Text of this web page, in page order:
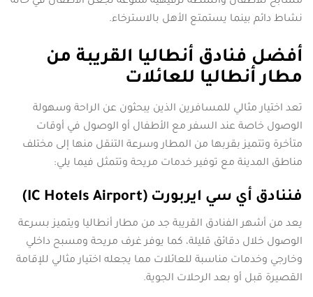
نشاط دائم بينما يستمتع الأهل بالاسترخاء.
أفضل فنادق أنطاليا القريبة من
مطار أنطاليا للعائلات
تعد اختيار مثالي للمسافرين الذين يبحثون عن الراحة وسهولة
الوصول خاصة عند السفر مع الأطفال أو الوصول في أوقات
متأخرة وتتميز بقربها من المطار وسرعة التنقل منها إلى مختلف
مناطق المدينة مع توفير خدمات مريحة وتتمثل فيما يلي:
فننادق أي سي ايربورت (IC Hotels Airport)
يعد من أشهر الفنادق القريبة جد من مطار أنطاليا ويتميز بسرعة
الوصول خلال دقائق قليلة، كما يوفر غرف مريحة ومسبح داخلي
وخارجي وخدمات مناسبة للعائلات مما يجعله اختيار مثالي للإقامة
القصيرة قبل أو بعد الرحلات الجوية.